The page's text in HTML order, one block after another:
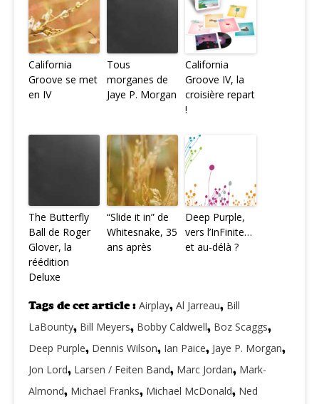
California
Groove se met
en IV
Tous
morganes de
Jaye P. Morgan
California
Groove IV, la
croisière repart
!
The Butterfly
Ball de Roger
Glover, la
réédition
Deluxe
“Slide it in” de
Whitesnake, 35
ans après
Deep Purple,
vers l’InFinite…
et au-délà ?
Tags de cet article : Airplay, Al Jarreau, Bill
LaBounty, Bill Meyers, Bobby Caldwell, Boz Scaggs,
Deep Purple, Dennis Wilson, Ian Paice, Jaye P. Morgan,
Jon Lord, Larsen / Feiten Band, Marc Jordan, Mark-
Almond, Michael Franks, Michael McDonald, Ned